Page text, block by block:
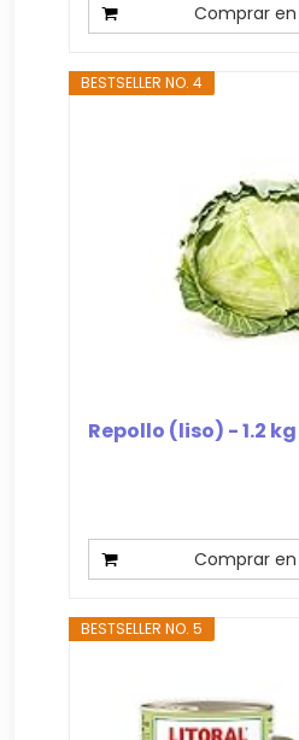
Comprar
BESTSELLER NO. 4
Repollo (liso) - 1.2 kg
Comprar
BESTSELLER NO. 5